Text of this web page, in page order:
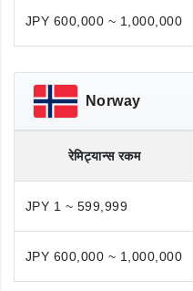
JPY 600,000 ~ 1,000,000
Norway
रेमिट्यान्स रकम
JPY 1 ~ 599,999
JPY 600,000 ~ 1,000,000